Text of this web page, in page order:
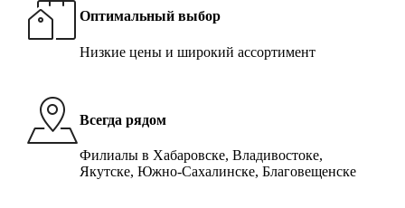
Оптимальный выбор
Низкие цены и широкий ассортимент
Всегда рядом
Филиалы в Хабаровске, Владивостоке,
Якутске, Южно-Сахалинске, Благовещенске